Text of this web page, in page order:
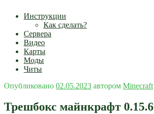
Инструкции
Как сделать?
Сервера
Видео
Карты
Моды
Читы
Опубликовано 02.05.2023 автором Minecraft
Трешбокс майнкрафт 0.15.6